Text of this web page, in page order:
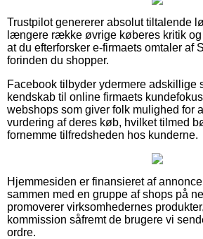
Trustpilot genererer absolut tiltalende
længere række øvrige køberes kritik og
at du efterforsker e-firmaets omtaler af
forinden du shopper.
Facebook tilbyder ydermere adskillige
kendskab til online firmaets
webshops som giver folk mulighed for
vurdering af deres køb, hvilket tilmed
fornemme tilfredsheden hos kunderne.
Hjemmesiden er finansieret af
sammen med en gruppe af shops på
promoverer virksomhedernes
kommission såfremt de brugere vi
ordre.